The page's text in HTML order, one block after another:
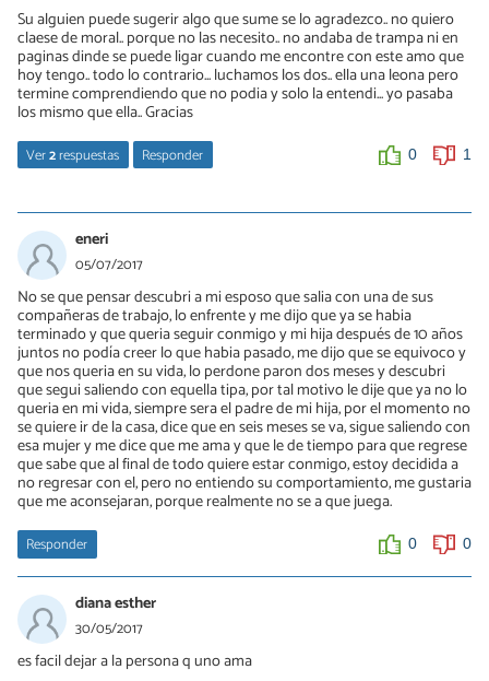
Su alguien puede sugerir algo que sume se lo agradezco.. no quiero
claese de moral.. porque no las necesito.. no andaba de trampa ni en
paginas dinde se puede ligar cuando me encontre con este amo que
hoy tengo.. todo lo contrario... luchamos los dos.. ella una leona pero
termine comprendiendo que no podia y solo la entendi... yo pasaba
los mismo que ella.. Gracias
Ver2respuestas Responder 0 1
25/10/2017
Hola. Acabo de leer esta historia, bonita y triste a la vez...han
pasado varios meses...¿cómo acabó todo? Volvísteis??
0
Daniel
26/10/2017
Gadea hola...
Si volvio y nos consolidamos a diario.. ya estamos mas juntodms
que nunca y pronto armamos nuestro hogar que era el sueño.
Un saludo para ti.
eneri
05/07/2017
No se que pensar descubri a mi esposo que salia con una de sus
compañeras de trabajo, lo enfrente y me dijo que ya se habia
terminado y que queria seguir conmigo y mi hija después de 10 años
juntos no podía creer lo que habia pasado, me dijo que se equivoco y
que nos queria en su vida, lo perdone paron dos meses y descubri
que segui saliendo con equella tipa, por tal motivo le dije que ya no lo
queria en mi vida, siempre sera el padre de mi hija, por el momento no
se quiere ir de la casa, dice que en seis meses se va, sigue saliendo con
esa mujer y me dice que me ama y que le de tiempo para que regrese
que sabe que al final de todo quiere estar conmigo, estoy decidida a
no regresar con el, pero no entiendo su comportamiento, me gustaria
que me aconsejaran, porque realmente no se a que juega.
Responder 0 0
diana esther
30/05/2017
es facil dejar a la persona q uno ama